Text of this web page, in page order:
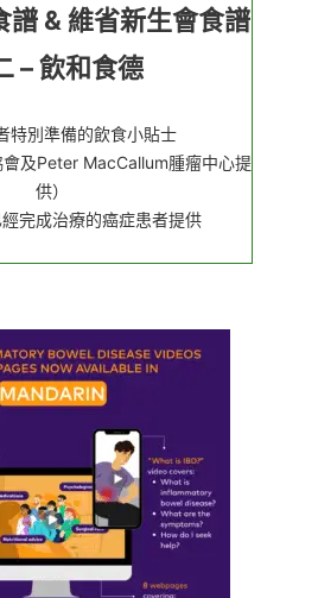
譜 & 維省新生會食譜
– 飲和食德
特別準備的飲食小貼士
會及Peter MacCallum腫瘤中心提
供）
完成治療的癌症患者提供